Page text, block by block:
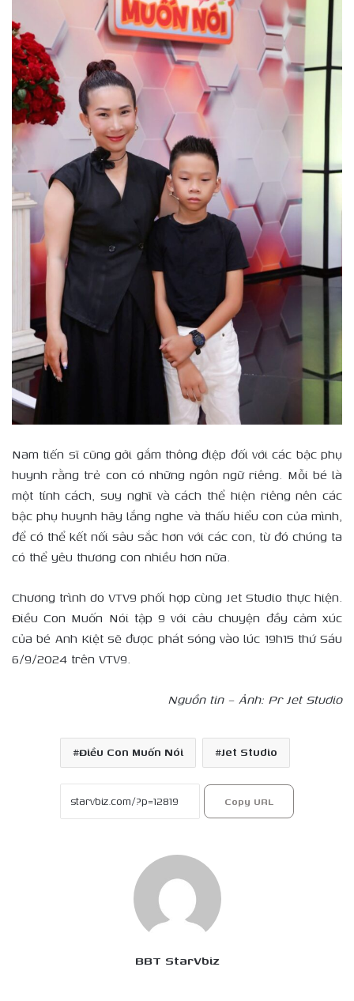
Nam tiến sĩ cũng gởi gắm thông điệp đối với các bậc phụ
huynh rằng trẻ con có những ngôn ngữ riêng. Mỗi bé là
một tính cách, suy nghĩ và cách thể hiện riêng nên các
bậc phụ huynh hãy lắng nghe và thấu hiểu con của mình,
để có thể kết nối sâu sắc hơn với các con, từ đó chúng ta
có thể yêu thương con nhiều hơn nữa.
Chương trình do VTV9 phối hợp cùng Jet Studio thực hiện.
Điều Con Muốn Nói tập 9 với câu chuyện đầy cảm xúc
của bé Anh Kiệt sẽ được phát sóng vào lúc 19h15 thứ Sáu
6/9/2024 trên VTV9.
Nguồn tin – Ảnh: Pr Jet Studio
Điều Con Muốn Nói Jet Studio
Copy URL
BBT StarVbiz